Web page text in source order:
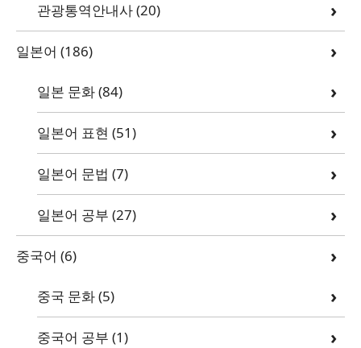
관광통역안내사(20)
일본어 (186)
일본 문화(84)
일본어 표현 (51)
일본어 문법 (7)
일본어 공부 (27)
중국어 (6)
중국 문화(5)
중국어 공부 (1)